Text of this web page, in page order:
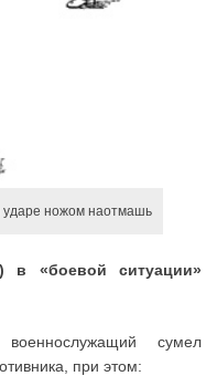
ударе ножом наотмашь
в «боевой ситуации»
сумел
при этом: